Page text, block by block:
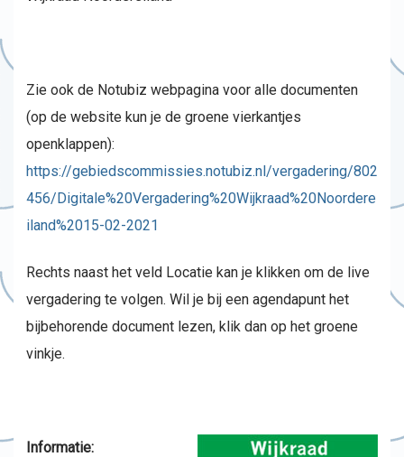
Zie ook de Notubiz webpagina voor alle documenten
(op de website kun je de groene vierkantjes
openklappen):
https://gebiedscommissies.notubiz.nl/vergadering/802
456/Digitale%20Vergadering%20Wijkraad%20Noordere
iland%2015-02-2021
Rechts naast het veld Locatie kan je klikken om de live
vergadering te volgen. Wil je bij een agendapunt het
bijbehorende document lezen, klik dan op het groene
vinkje.
Informatie: